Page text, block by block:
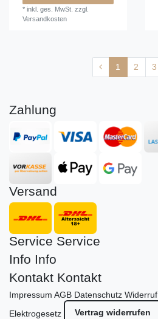
*inkl. ges. MwSt. zzgl.
Versandkosten
1 2 3
Zahlung
Versand
Service Service
Info Info
Kontakt Kontakt
Impressum AGB Datenschutz Widerruf
Elektrogesetz
Vertrag widerrufen